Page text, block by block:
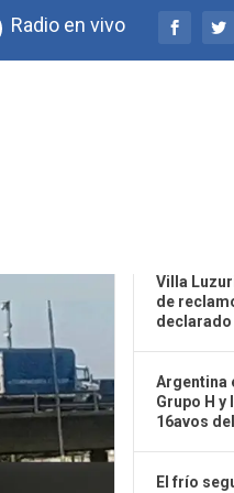
Radio en vivo
Villa
de
Argentina
Grupo H
16avos
El frío